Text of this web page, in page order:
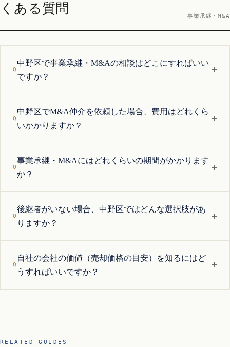
くある質問
事業承継・M&A
中野区で事業承継・M&Aの相談はどこにすればいい
ですか？
+
中野区でM&A仲介を依頼した場合、費用はどれくら
いかかりますか？
+
事業承継・M&Aにはどれくらいの期間がかかります
か？
+
後継者がいない場合、中野区ではどんな選択肢があ
りますか？
+
自社の会社の価値（売却価格の目安）を知るにはど
うすればいいですか？
+
RELATED GUIDES